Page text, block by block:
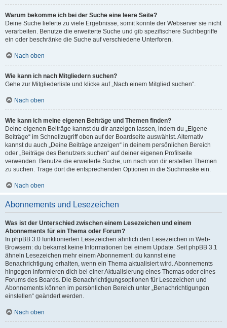
Warum bekomme ich bei der Suche eine leere Seite?
Deine Suche lieferte zu viele Ergebnisse, somit konnte der Webserver sie nicht
verarbeiten. Benutze die erweiterte Suche und gib spezifischere Suchbegriffe
ein oder beschränke die Suche auf verschiedene Unterforen.
Nach oben
Wie kann ich nach Mitgliedern suchen?
Gehe zur Mitgliederliste und klicke auf „Nach einem Mitglied suchen“.
Nach oben
Wie kann ich meine eigenen Beiträge und Themen finden?
Deine eigenen Beiträge kannst du dir anzeigen lassen, indem du „Eigene
Beiträge“ im Schnellzugriff oben auf der Boardseite auswählst. Alternativ
kannst du auch „Deine Beiträge anzeigen“ in deinem persönlichen Bereich
oder „Beiträge des Benutzers suchen“ auf deiner eigenen Profilseite
verwenden. Benutze die erweiterte Suche, um nach von dir erstellen Themen
zu suchen. Trage dort die entsprechenden Optionen in die Suchmaske ein.
Nach oben
Abonnements und Lesezeichen
Was ist der Unterschied zwischen einem Lesezeichen und einem
Abonnements für ein Thema oder Forum?
In phpBB 3.0 funktionierten Lesezeichen ähnlich den Lesezeichen in Web-
Browsern: du bekamst keine Informationen bei einem Update. Seit phpBB 3.1
ähneln Lesezeichen mehr einem Abonnement: du kannst eine
Benachrichtigung erhalten, wenn ein Thema aktualisiert wird. Abonnements
hingegen informieren dich bei einer Aktualisierung eines Themas oder eines
Forums des Boards. Die Benachrichtigungsoptionen für Lesezeichen und
Abonnements können im persönlichen Bereich unter „Benachrichtigungen
einstellen“ geändert werden.
Nach oben